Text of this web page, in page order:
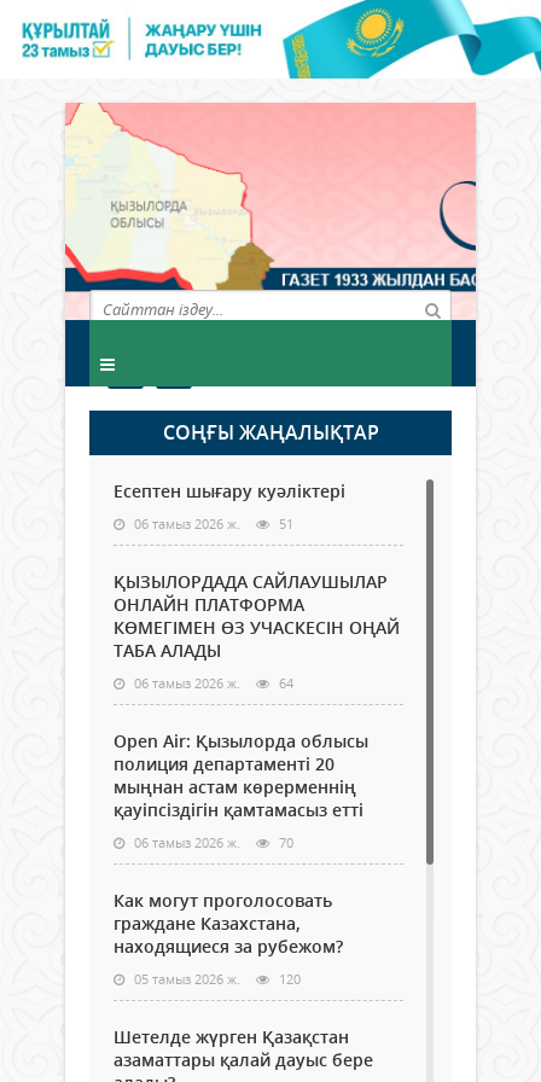
СОҢҒЫ ЖАҢАЛЫҚТАР
Есептен шығару куәліктері
06 тамыз 2026 ж. 51
ҚЫЗЫЛОРДАДА САЙЛАУШЫЛАР
ОНЛАЙН ПЛАТФОРМА
КӨМЕГІМЕН ӨЗ УЧАСКЕСІН ОҢАЙ
ТАБА АЛАДЫ
06 тамыз 2026 ж. 64
Open Air: Қызылорда облысы
полиция департаменті 20
мыңнан астам көрерменнің
қауіпсіздігін қамтамасыз етті
06 тамыз 2026 ж. 70
Как могут проголосовать
граждане Казахстана,
находящиеся за рубежом?
05 тамыз 2026 ж. 120
Шетелде жүрген Қазақстан
азаматтары қалай дауыс бере